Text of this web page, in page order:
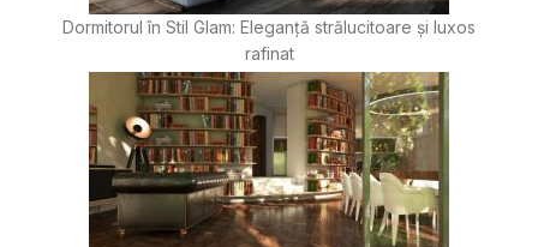
Dormitorul în Stil Glam: Eleganță strălucitoare și luxos
rafinat